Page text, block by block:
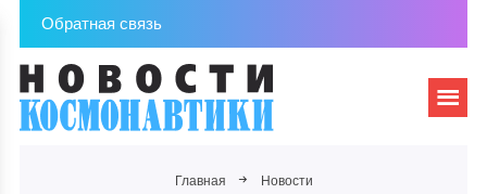
Обратная связь
Главная Новости